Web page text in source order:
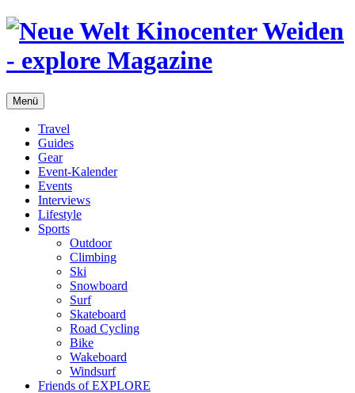
Menü
Travel
Guides
Gear
Event-Kalender
Events
Interviews
Lifestyle
Sports
Outdoor
Climbing
Ski
Snowboard
Surf
Skateboard
Road Cycling
Bike
Wakeboard
Windsurf
Friends of EXPLORE